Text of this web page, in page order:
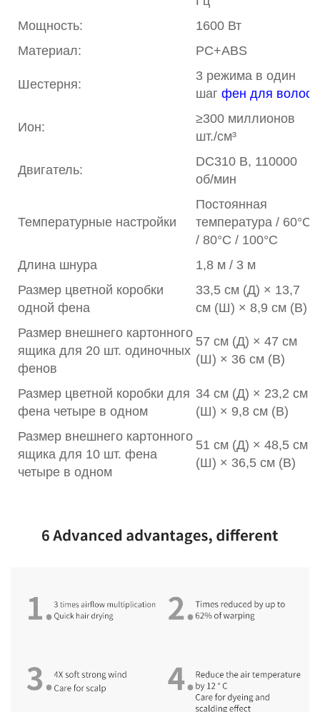
Мощность:
1600 Вт
Материал:
PC+ABS
Шестерня:
3 режима в один
шаг фен для волос
Ион:
≥300 миллионов
шт./см³
Двигатель:
DC310 В, 110000
об/мин
Температурные настройки
Постоянная
температура / 60°C
/ 80°C / 100°C
Длина шнура
1,8 м / 3 м
Размер цветной коробки
одной фена
33,5 см (Д) × 13,7
см (Ш) × 8,9 см (В)
Размер внешнего картонного
ящика для 20 шт. одиночных
фенов
57 см (Д) × 47 см
(Ш) × 36 см (В)
Размер цветной коробки для
фена четыре в одном
34 см (Д) × 23,2 см
(Ш) × 9,8 см (В)
Размер внешнего картонного
ящика для 10 шт. фена
четыре в одном
51 см (Д) × 48,5 см
(Ш) × 36,5 см (В)